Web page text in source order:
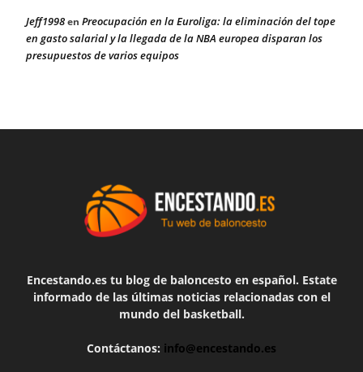
Jeff1998en Preocupación en la Euroliga: la eliminación del tope
en gasto salarial y la llegada de la NBA europea disparan los
presupuestos de varios equipos
Encestando.es tu blog de baloncesto en español. Estate
informado de las últimas noticias relacionadas con el
mundo del basketball.
Contáctanos: info@encestando.es